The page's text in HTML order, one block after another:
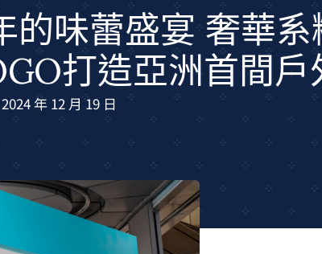
的味蕾盛宴 奢華系
打造亞洲首間戶
2024 年 12 月 19 日